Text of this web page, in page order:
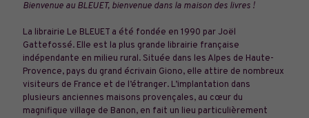
Bienvenue au BLEUET, bienvenue dans la maison des livres !
La librairie Le BLEUET a été fondée en 1990 par Joël
Gattefossé. Elle est la plus grande librairie française
indépendante en milieu rural. Située dans les Alpes de Haute-
Provence, pays du grand écrivain Giono, elle attire de nombreux
visiteurs de France et de l’étranger. L’implantation dans
plusieurs anciennes maisons provençales, au cœur du
magnifique village de Banon, en fait un lieu particulièrement